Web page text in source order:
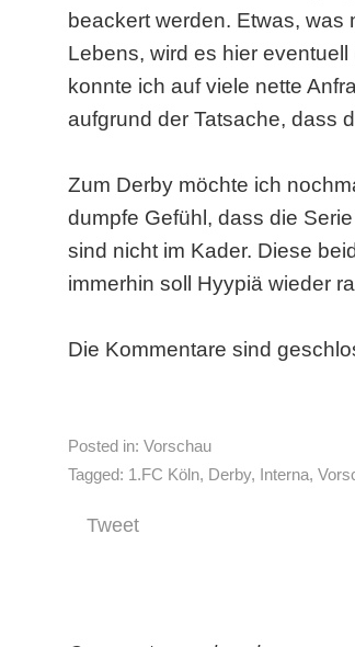
beackert werden. Etwas,
Lebens, wird es hier
konnte ich auf viele nette
aufgrund der Tatsache, dass
Zum Derby möchte ich
dumpfe Gefühl, dass die
sind nicht im Kader. Diese
immerhin soll Hyypiä wieder
Die Kommentare sind
Posted in: Vorschau
Tagged: 1.FC Köln, Derby, Interna,
Tweet